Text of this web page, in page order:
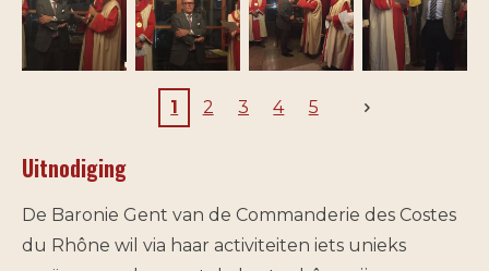
1 2 3 4 5
Uitnodiging
De Baronie Gent van de Commanderie des Costes
du Rhône wil via haar activiteiten iets unieks